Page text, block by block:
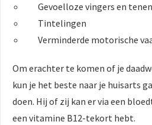
Gevoelloze vingers en tenen
Tintelingen
Verminderde motorische
Om erachter te komen of je
kun je het beste naar je huisarts
doen. Hij of zij kan er via een
een vitamine B12-tekort hebt.